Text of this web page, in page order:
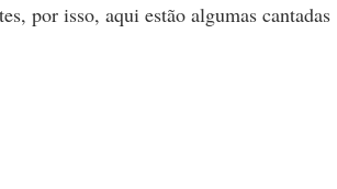
por isso, aqui estão algumas cantadas